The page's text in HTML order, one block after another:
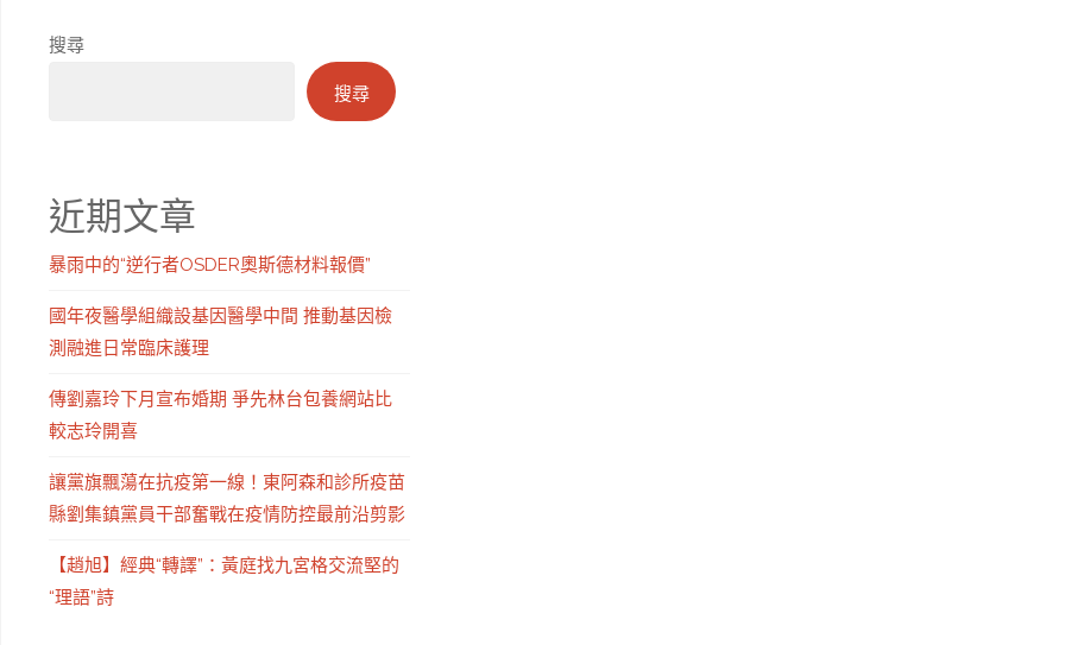
搜尋
搜尋
近期文章
暴雨中的“逆行者OSDER奧斯德材料報價”
國年夜醫學組織設基因醫學中間 推動基因檢
測融進日常臨床護理
傳劉嘉玲下月宣布婚期 爭先林台包養網站比
較志玲開喜
讓黨旗飄蕩在抗疫第一線！東阿森和診所疫苗
縣劉集鎮黨員干部奮戰在疫情防控最前沿剪影
【趙旭】經典“轉譯”：黃庭找九宮格交流堅的
“理語”詩